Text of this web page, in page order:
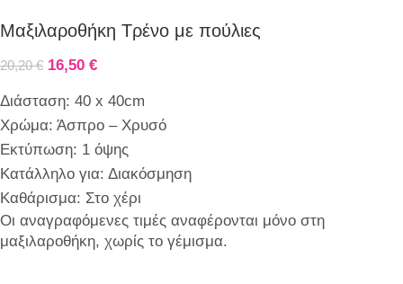
Μαξιλαροθήκη Τρένο με πούλιες
20,20€ 16,50 €
Διάσταση: 40 x 40cm
Χρώμα: Άσπρο – Χρυσό
Εκτύπωση: 1 όψης
Κατάλληλο για: Διακόσμηση
Καθάρισμα: Στο χέρι
Οι αναγραφόμενες τιμές αναφέρονται μόνο στη
μαξιλαροθήκη, χωρίς το γέμισμα.